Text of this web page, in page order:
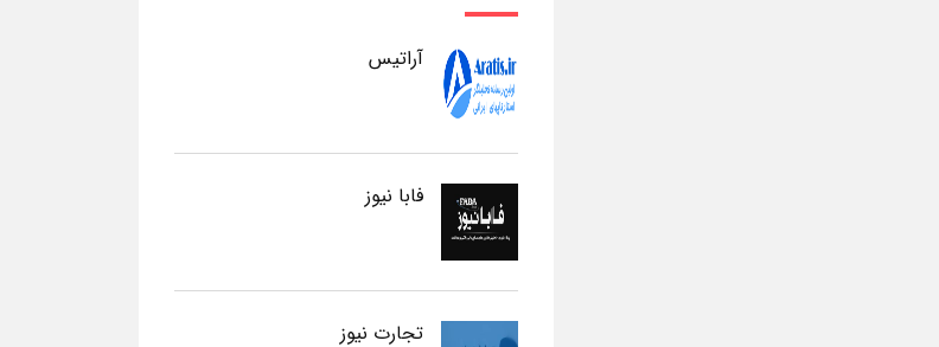
آراتیس
فابا نیوز
تجارت نیوز